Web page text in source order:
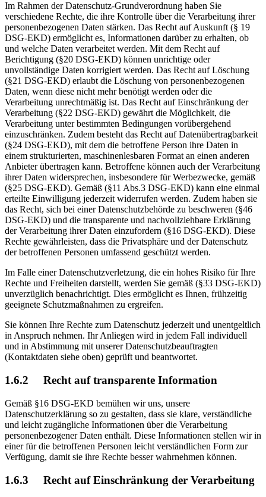
Im Rahmen der Datenschutz-Grundverordnung haben Sie
verschiedene Rechte, die ihre Kontrolle über die Verarbeitung ihrer
personenbezogenen Daten stärken. Das Recht auf Auskunft (§ 19
DSG-EKD) ermöglicht es, Informationen darüber zu erhalten, ob
und welche Daten verarbeitet werden. Mit dem Recht auf
Berichtigung (§20 DSG-EKD) können unrichtige oder
unvollständige Daten korrigiert werden. Das Recht auf Löschung
(§21 DSG-EKD) erlaubt die Löschung von personenbezogenen
Daten, wenn diese nicht mehr benötigt werden oder die
Verarbeitung unrechtmäßig ist. Das Recht auf Einschränkung der
Verarbeitung (§22 DSG-EKD) gewährt die Möglichkeit, die
Verarbeitung unter bestimmten Bedingungen vorübergehend
einzuschränken. Zudem besteht das Recht auf Datenübertragbarkeit
(§24 DSG-EKD), mit dem die betroffene Person ihre Daten in
einem strukturierten, maschinenlesbaren Format an einen anderen
Anbieter übertragen kann. Betroffene können auch der Verarbeitung
ihrer Daten widersprechen, insbesondere für Werbezwecke, gemäß
(§25 DSG-EKD). Gemäß (§11 Abs.3 DSG-EKD) kann eine einmal
erteilte Einwilligung jederzeit widerrufen werden. Zudem haben sie
das Recht, sich bei einer Datenschutzbehörde zu beschweren (§46
DSG-EKD) und die transparente und nachvollziehbare Erklärung
der Verarbeitung ihrer Daten einzufordern (§16 DSG-EKD). Diese
Rechte gewährleisten, dass die Privatsphäre und der Datenschutz
der betroffenen Personen umfassend geschützt werden.
Im Falle einer Datenschutzverletzung, die ein hohes Risiko für Ihre
Rechte und Freiheiten darstellt, werden Sie gemäß (§33 DSG-EKD)
unverzüglich benachrichtigt. Dies ermöglicht es Ihnen, frühzeitig
geeignete Schutzmaßnahmen zu ergreifen.
Sie können Ihre Rechte zum Datenschutz jederzeit und unentgeltlich
in Anspruch nehmen. Ihr Anliegen wird in jedem Fall individuell
und in Abstimmung mit unserer Datenschutzbeauftragten
(Kontaktdaten siehe oben) geprüft und beantwortet.
1.6.2 Recht auf transparente Information
Gemäß §16 DSG-EKD bemühen wir uns, unsere
Datenschutzerklärung so zu gestalten, dass sie klare, verständliche
und leicht zugängliche Informationen über die Verarbeitung
personenbezogener Daten enthält. Diese Informationen stellen wir in
einer für die betroffenen Personen leicht verständlichen Form zur
Verfügung, damit sie ihre Rechte besser wahrnehmen können.
1.6.3 Recht auf Einschränkung der Verarbeitung